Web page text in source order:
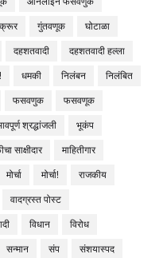
क्रूर गुंतवणूक
घोटाळा
दहशतवादी
दहशतवादी हल्ला
धमकी निलंबन
निलंबित
फसवणुक
फसवणूक
श्रद्धांजली
भूकंप
साक्षीदार
माहितीगार
मोर्चा मोर्चा!
राजकीय
वादग्रस्त पोस्ट
विधान
विरोध
सन्मान संप
संशयास्पद